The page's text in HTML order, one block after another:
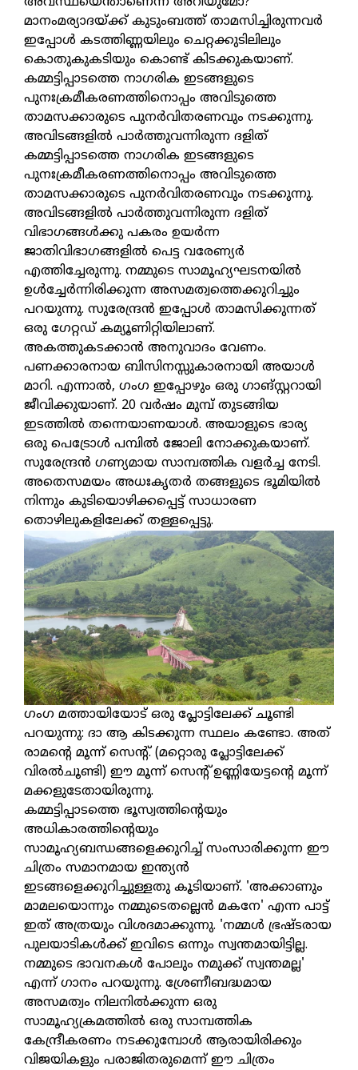
മാനംമര്യാദയ്ക്ക് കുടുംബത്ത് താമസിച്ചിരുന്നവർ
ഇപ്പോൾ കടത്തിണ്ണയിലും ചെറ്റക്കുടിലിലും
കൊതുകുകടിയും കൊണ്ട് കിടക്കുകയാണ്.
കമ്മട്ടിപ്പാടത്തെ നാഗരിക ഇടങ്ങളുടെ
പുനഃക്രമീകരണത്തിനൊപ്പം അവിടുത്തെ
താമസക്കാരുടെ പുനർവിതരണവും നടക്കുന്നു.
അവിടങ്ങളിൽ പാർത്തുവന്നിരുന്ന ദളിത്
കമ്മട്ടിപ്പാടത്തെ നാഗരിക ഇടങ്ങളുടെ
പുനഃക്രമീകരണത്തിനൊപ്പം അവിടുത്തെ
താമസക്കാരുടെ പുനർവിതരണവും നടക്കുന്നു.
അവിടങ്ങളിൽ പാർത്തുവന്നിരുന്ന ദളിത്
വിഭാഗങ്ങൾക്കു പകരം ഉയർന്ന
ജാതിവിഭാഗങ്ങളിൽ പെട്ട വരേണ്യർ
എത്തിച്ചേരുന്നു. നമ്മുടെ സാമൂഹ്യഘടനയിൽ
ഉൾച്ചേർന്നിരിക്കുന്ന അസമത്വത്തെക്കുറിച്ചും
പറയുന്നു. സുരേന്ദ്രൻ ഇപ്പോൾ താമസിക്കുന്നത്
ഒരു ഗേറ്റഡ് കമ്യൂണിറ്റിയിലാണ്.
അകത്തുകടക്കാൻ അനുവാദം വേണം.
പണക്കാരനായ ബിസിനസ്സുകാരനായി അയാൾ
മാറി. എന്നാൽ, ഗംഗ ഇപ്പോഴും ഒരു ഗാങ്സ്റ്ററായി
ജീവിക്കുയാണ്. 20 വർഷം മുമ്പ് തുടങ്ങിയ
ഇടത്തിൽ തന്നെയാണയാൾ. അയാളുടെ ഭാര്യ
ഒരു പെട്രോൾ പമ്പിൽ ജോലി നോക്കുകയാണ്.
സുരേന്ദ്രൻ ഗണ്യമായ സാമ്പത്തിക വളർച്ച നേടി.
അതെസമയം അധഃകൃതർ തങ്ങളുടെ ഭൂമിയിൽ
നിന്നും കുടിയൊഴിക്കപ്പെട്ട് സാധാരണ
തൊഴിലുകളിലേക്ക് തള്ളപ്പെട്ടു.
ഗംഗ മത്തായിയോട് ഒരു പ്ലോട്ടിലേക്ക് ചൂണ്ടി
പറയുന്നു: ദാ ആ കിടക്കുന്ന സ്ഥലം കണ്ടോ. അത്
രാമന്റെ മൂന്ന് സെന്റ്. (മറ്റൊരു പ്ലോട്ടിലേക്ക്
വിരൽചൂണ്ടി) ഈ മൂന്ന് സെന്റ് ഉണ്ണിയേട്ടന്റെ മൂന്ന്
മക്കളുടേതായിരുന്നു.
കമ്മട്ടിപ്പാടത്തെ ഭൂസ്വത്തിന്റെയും
അധികാരത്തിന്റെയും
സാമൂഹ്യബന്ധങ്ങളെക്കുറിച്ച് സംസാരിക്കുന്ന ഈ
ചിത്രം സമാനമായ ഇന്ത്യൻ
ഇടങ്ങളെക്കുറിച്ചുള്ളതു കൂടിയാണ്. 'അക്കാണും
മാമലയൊന്നും നമ്മുടെതല്ലെൻ മകനേ' എന്ന പാട്ട്
ഇത് അത്രയും വിശദമാക്കുന്നു. 'നമ്മൾ ഭ്രഷ്ടരായ
പുലയാടികൾക്ക് ഇവിടെ ഒന്നും സ്വന്തമായിട്ടില്ല.
നമ്മുടെ ഭാവനകൾ പോലും നമുക്ക് സ്വന്തമല്ല'
എന്ന് ഗാനം പറയുന്നു. ശ്രേണീബദ്ധമായ
അസമത്വം നിലനിൽക്കുന്ന ഒരു
സാമൂഹ്യക്രമത്തിൽ ഒരു സാമ്പത്തിക
കേന്ദ്രീകരണം നടക്കുമ്പോൾ ആരായിരിക്കും
വിജയികളും പരാജിതരുമെന്ന് ഈ ചിത്രം